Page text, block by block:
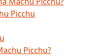
Picchu
Picchu?